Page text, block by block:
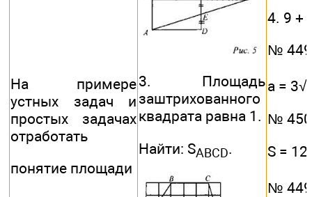
На примере
устных задач и
простых задачах
отработать
понятие площади
3. Площадь
заштрихованного
квадрата равна 1.
Найти: SABCD.
4. 9 +
№
a =
№
S =
№ 449